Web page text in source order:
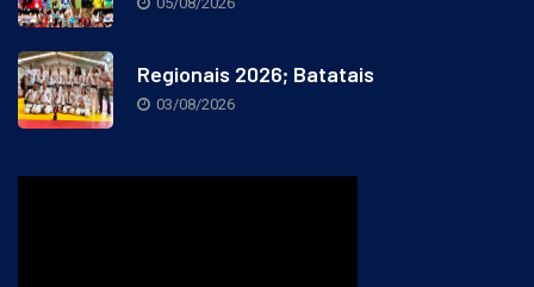
05/08/2026
Regionais 2026; Batatais
03/08/2026